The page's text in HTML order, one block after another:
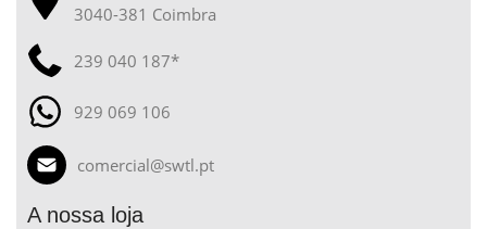
3040-381 Coimbra
239 040 187*
929 069 106
comercial@swtl.pt
A nossa loja